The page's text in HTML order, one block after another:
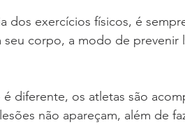
dos exercícios físicos, é
corpo, a modo de prevenir
diferente, os atletas são
não apareçam, além de